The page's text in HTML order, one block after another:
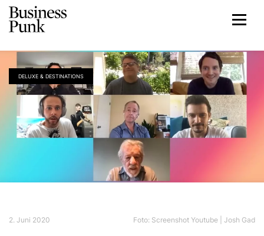
DELUXE & DESTINATIONS
2. Juni 2020 Foto: Screenshot Youtube | Josh Gad